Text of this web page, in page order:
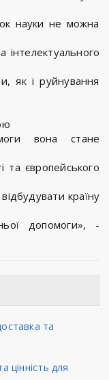
науки не можна
інтелектуального
як і руйнування
вона стане
та європейського
країну
допомоги», -
та
цінність для